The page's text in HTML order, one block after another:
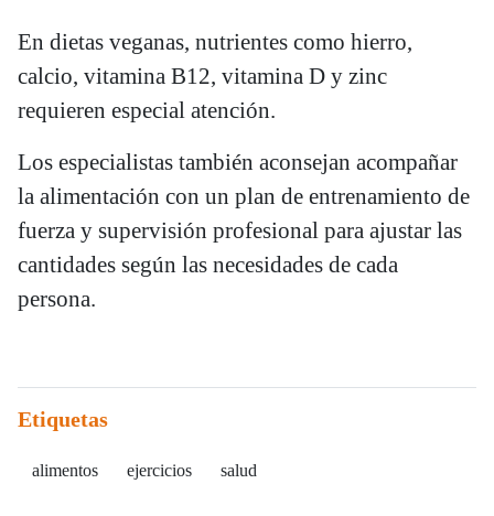
En dietas veganas, nutrientes como hierro,
calcio, vitamina B12, vitamina D y zinc
requieren especial atención.
Los especialistas también aconsejan acompañar
la alimentación con un plan de entrenamiento de
fuerza y supervisión profesional para ajustar las
cantidades según las necesidades de cada
persona.
Etiquetas
alimentos ejercicios salud